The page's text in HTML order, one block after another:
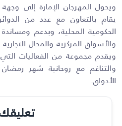
ويحول المهرجان الإمارة إلى
يقام بالتعاون مع عدد من
الحكومية المحلية، وبدعم
والأسواق المركزية والمحال
ويقدم مجموعة من الفعاليات
والتناغم مع روحانية شهر
الأذواق.